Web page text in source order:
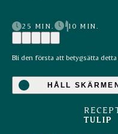
25 MIN. 10 MIN.
Bli den första att betygsätta detta
HÅLL
TULIP